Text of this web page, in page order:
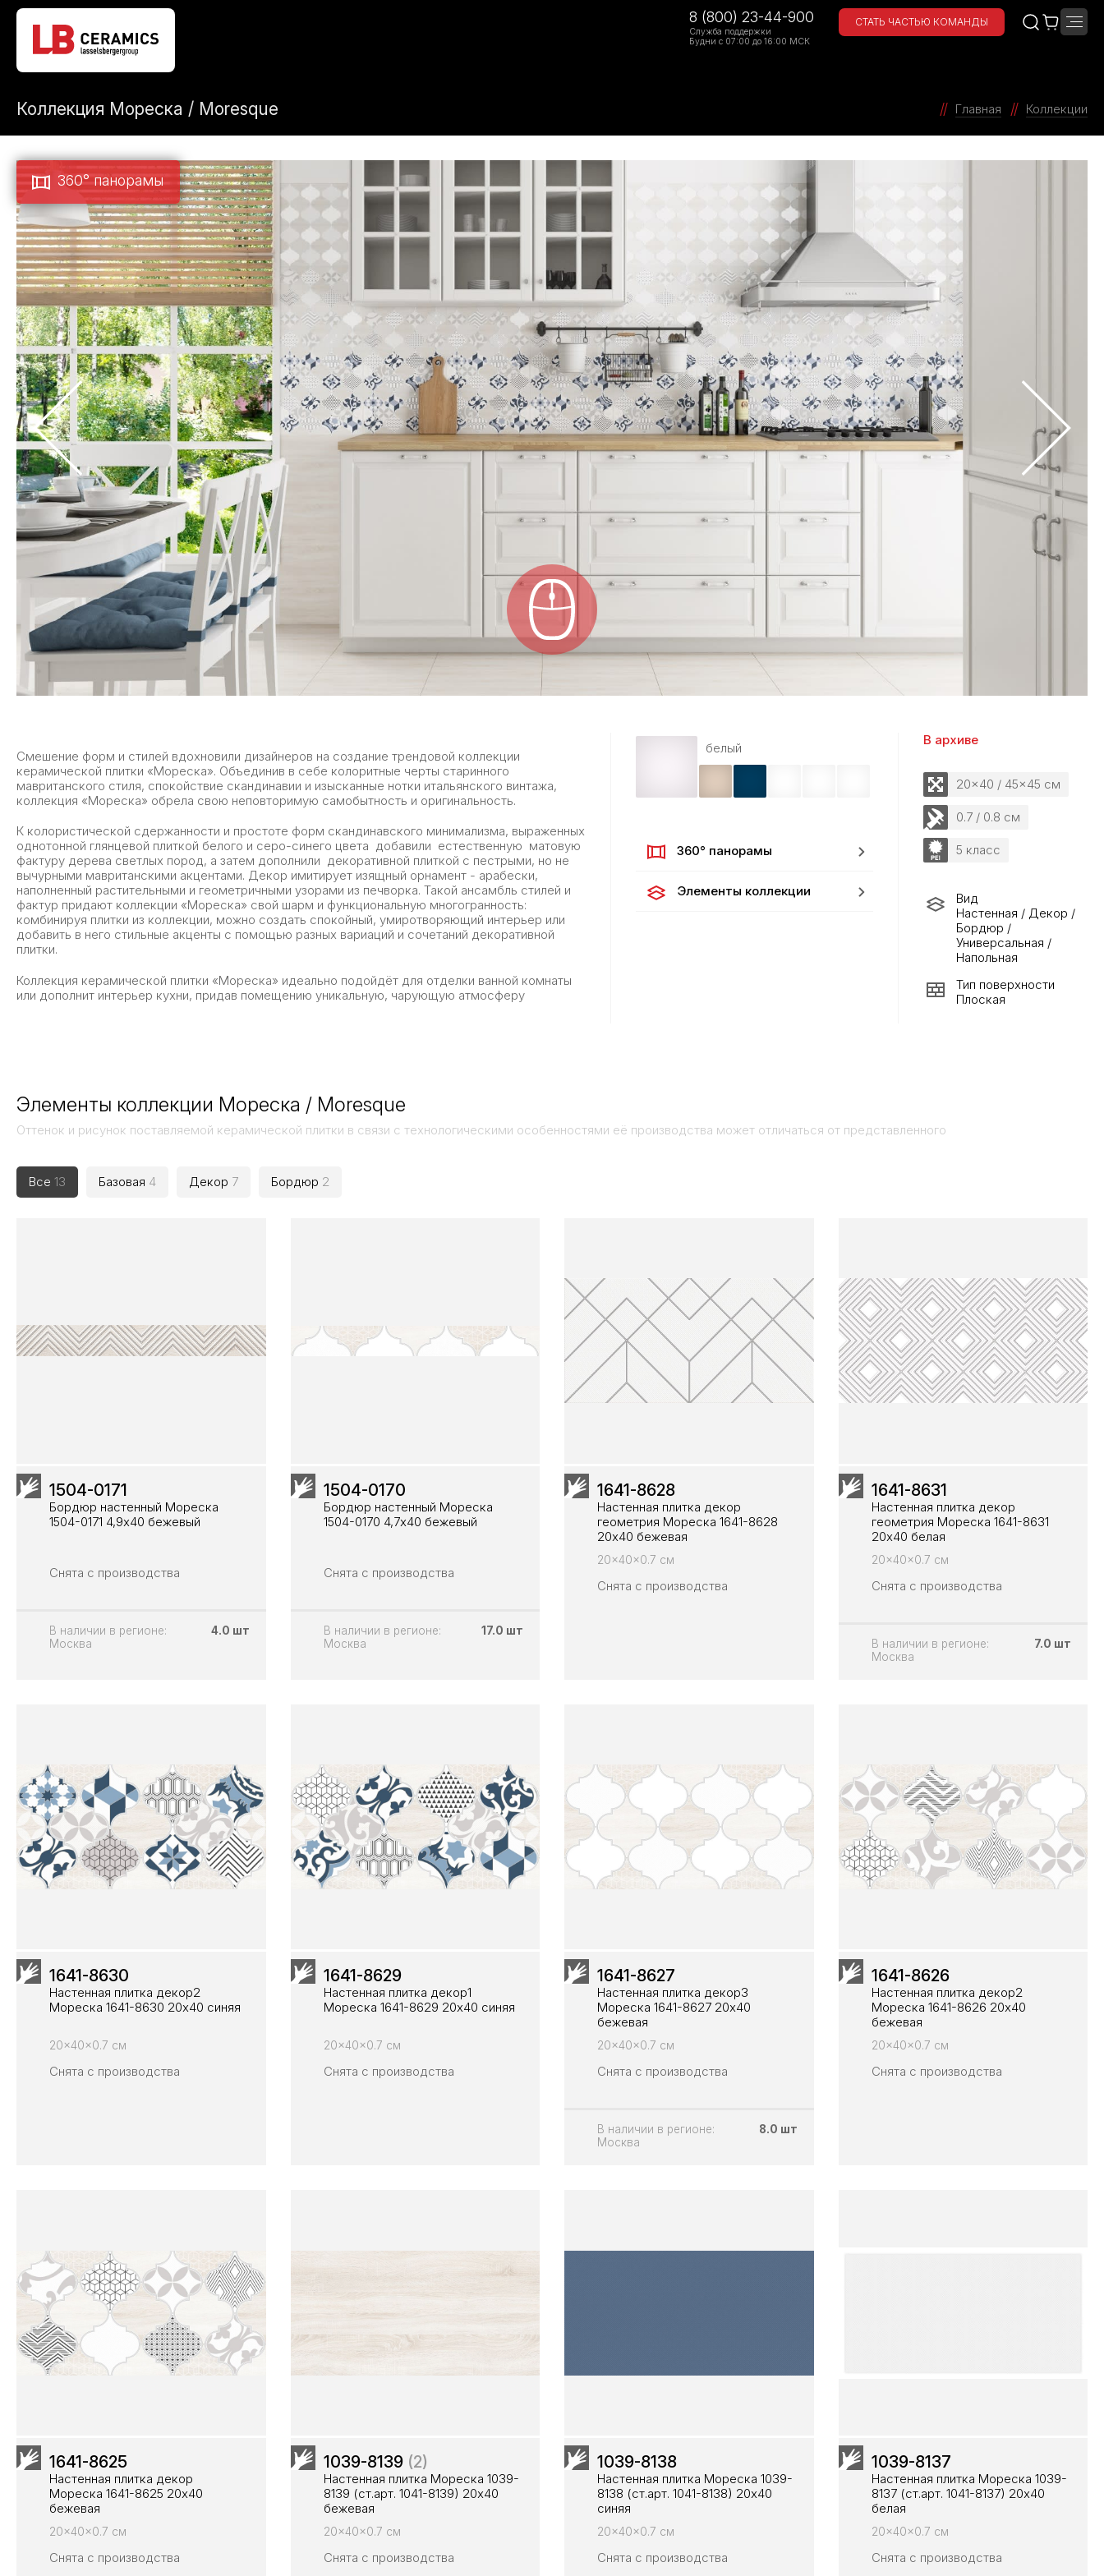
8 (800) 23-44-900
Служба поддержки
Будни с 07:00 до 16:00 МСК
СТАТЬ ЧАСТЬЮ КОМАНДЫ
Коллекция Мореска / Moresque Главная Коллекции
360° панорамы
Смешение форм и стилей вдохновили дизайнеров на создание трендовой коллекции
керамической плитки «Мореска». Объединив в себе колоритные черты старинного
мавританского стиля, спокойствие скандинавии и изысканные нотки итальянского винтажа,
коллекция «Мореска» обрела свою неповторимую самобытность и оригинальность.
К колористической сдержанности и простоте форм скандинавского минимализма, выраженных
однотонной глянцевой плиткой белого и серо-синего цвета добавили естественную матовую
фактуру дерева светлых пород, а затем дополнили декоративной плиткой с пестрыми, но не
вычурными мавританскими акцентами. Декор имитирует изящный орнамент - арабески,
наполненный растительными и геометричными узорами из печворка. Такой ансамбль стилей и
фактур придают коллекции «Мореска» свой шарм и функциональную многогранность:
комбинируя плитки из коллекции, можно создать спокойный, умиротворяющий интерьер или
добавить в него стильные акценты с помощью разных вариаций и сочетаний декоративной
плитки.
Коллекция керамической плитки «Мореска» идеально подойдёт для отделки ванной комнаты
или дополнит интерьер кухни, придав помещению уникальную, чарующую атмосферу
белый
360° панорамы
Элементы коллекции
В архиве
20x40 / 45x45 см
0.7 / 0.8 см
5 класс
Вид
Настенная / Декор /
Бордюр /
Универсальная /
Напольная
Тип поверхности
Плоская
Элементы коллекции Мореска / Moresque
Оттенок и рисунок поставляемой керамической плитки в связи с технологическими особенностями её производства может отличаться от представленного
Все 13 Базовая 4 Декор 7 Бордюр 2
1504-0171
Бордюр настенный Мореска
1504-0171 4,9х40 бежевый
Снята с производства
В наличии в регионе:
Москва
4.0 шт
1504-0170
Бордюр настенный Мореска
1504-0170 4,7х40 бежевый
Снята с производства
В наличии в регионе:
Москва
17.0 шт
1641-8628
Настенная плитка декор
геометрия Мореска 1641-8628
20х40 бежевая
20x40x0.7 см
Снята с производства
1641-8631
Настенная плитка декор
геометрия Мореска 1641-8631
20х40 белая
20x40x0.7 см
Снята с производства
В наличии в регионе:
Москва
7.0 шт
1641-8630
Настенная плитка декор2
Мореска 1641-8630 20х40 синяя
20x40x0.7 см
Снята с производства
1641-8629
Настенная плитка декор1
Мореска 1641-8629 20х40 синяя
20x40x0.7 см
Снята с производства
1641-8627
Настенная плитка декор3
Мореска 1641-8627 20х40
бежевая
20x40x0.7 см
Снята с производства
В наличии в регионе:
Москва
8.0 шт
1641-8626
Настенная плитка декор2
Мореска 1641-8626 20х40
бежевая
20x40x0.7 см
Снята с производства
1641-8625
Настенная плитка декор
Мореска 1641-8625 20х40
бежевая
20x40x0.7 см
Снята с производства
1039-8139 (2)
Настенная плитка Мореска 1039-
8139 (ст.арт. 1041-8139) 20х40
бежевая
20x40x0.7 см
Снята с производства
1039-8138
Настенная плитка Мореска 1039-
8138 (ст.арт. 1041-8138) 20х40
синяя
20x40x0.7 см
Снята с производства
1039-8137
Настенная плитка Мореска 1039-
8137 (ст.арт. 1041-8137) 20х40
белая
20x40x0.7 см
Снята с производства